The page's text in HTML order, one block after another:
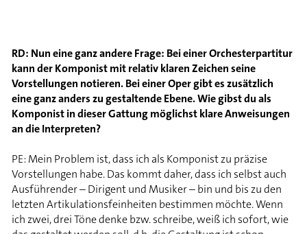
RD: Nun eine ganz andere Frage: Bei einer Orchesterpartitur
kann der Komponist mit relativ klaren Zeichen seine
Vorstellungen notieren. Bei einer Oper gibt es zusätzlich
eine ganz anders zu gestaltende Ebene. Wie gibst du als
Komponist in dieser Gattung möglichst klare Anweisungen
an die Interpreten?
PE: Mein Problem ist, dass ich als Komponist zu präzise
Vorstellungen habe. Das kommt daher, dass ich selbst auch
Ausführender – Dirigent und Musiker – bin und bis zu den
letzten Artikulationsfeinheiten bestimmen möchte. Wenn
ich zwei, drei Töne denke bzw. schreibe, weiß ich sofort, wie